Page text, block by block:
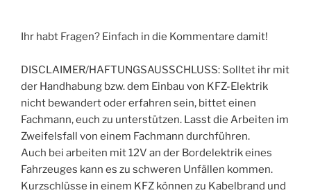
Ihr habt Fragen? Einfach in die Kommentare damit!
DISCLAIMER/HAFTUNGSAUSSCHLUSS: Solltet ihr mit
der Handhabung bzw. dem Einbau von KFZ-Elektrik
nicht bewandert oder erfahren sein, bittet einen
Fachmann, euch zu unterstützen. Lasst die Arbeiten im
Zweifelsfall von einem Fachmann durchführen.
Auch bei arbeiten mit 12V an der Bordelektrik eines
Fahrzeuges kann es zu schweren Unfällen kommen.
Kurzschlüsse in einem KFZ können zu Kabelbrand und